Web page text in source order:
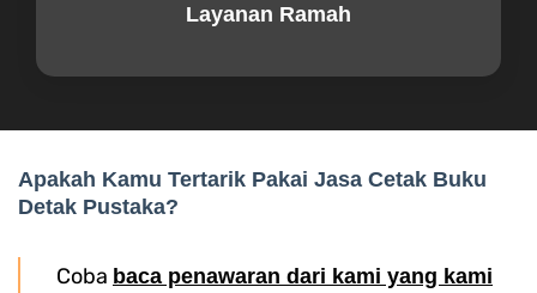
Layanan Ramah
Apakah Kamu Tertarik Pakai Jasa Cetak Buku
Detak Pustaka?
Coba baca penawaran dari kami yang kami